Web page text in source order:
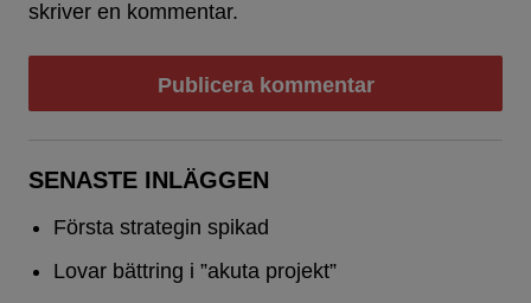
skriver en kommentar.
SENASTE INLÄGGEN
Första strategin spikad
Lovar bättring i ”akuta projekt”